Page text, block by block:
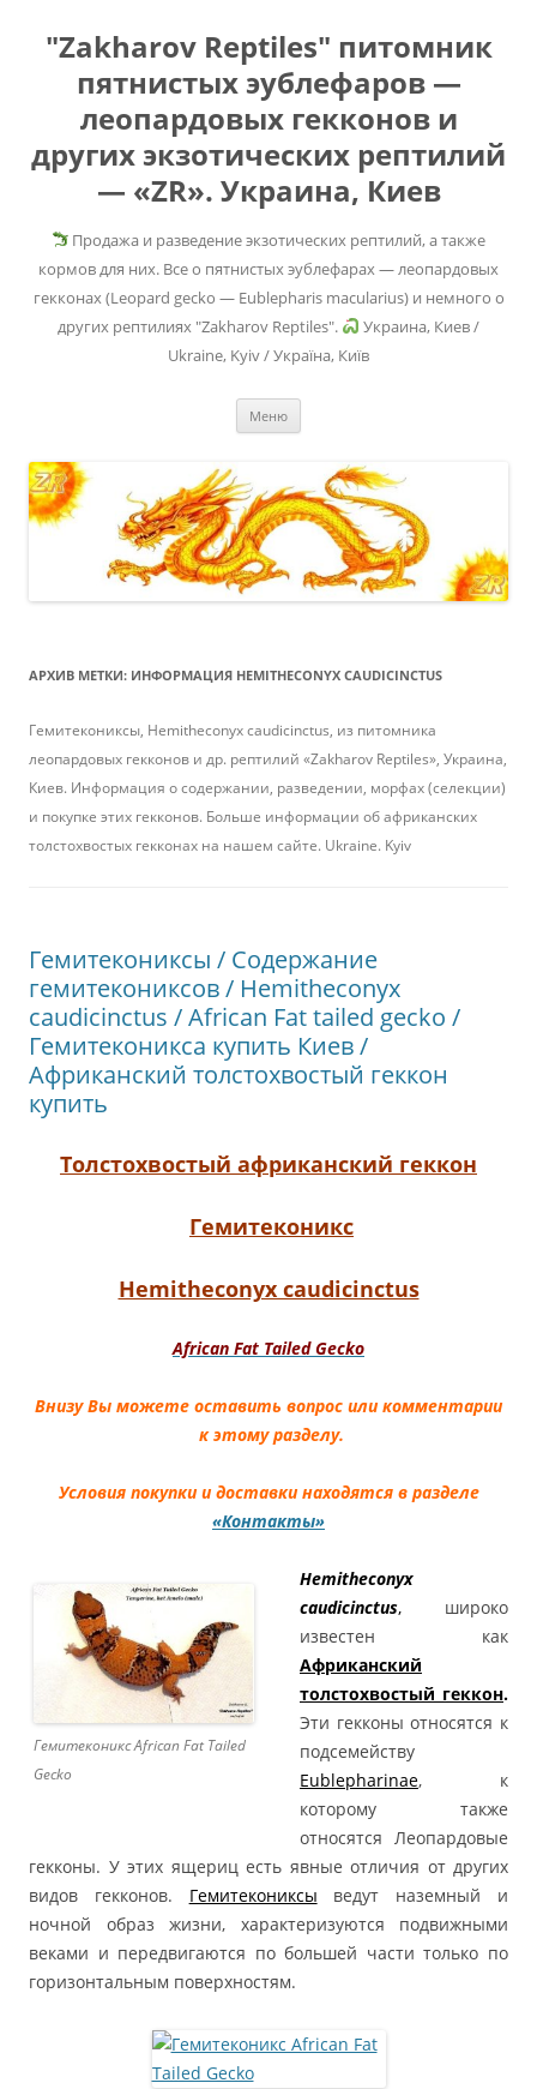
"Zakharov Reptiles" питомник
пятнистых эублефаров —
леопардовых гекконов и
других экзотических рептилий
— «ZR». Украина, Киев
Продажа и разведение экзотических рептилий, а также
кормов для них. Все о пятнистых эублефарах — леопардовых
гекконах (Leopard gecko — Eublepharis macularius) и немного о
других рептилиях "Zakharov Reptiles".
Украина, Киев /
Ukraine, Kyiv / Україна, Київ
Меню
АРХИВ МЕТКИ: ИНФОРМАЦИЯ HEMITHECONYX CAUDICINCTUS
Гемитекониксы, Hemitheconyx caudicinctus, из питомника
леопардовых гекконов и др. рептилий «Zakharov Reptiles», Украина,
Киев. Информация о содержании, разведении, морфах (селекции)
и покупке этих гекконов. Больше информации об африканских
толстохвостых гекконах на нашем сайте. Ukraine. Kyiv
Гемитекониксы / Содержание
гемитекониксов / Hemitheconyx
caudicinctus / African Fat tailed gecko /
Гемитеконикса купить Киев /
Африканский толстохвостый геккон
купить
Толстохвостый африканский геккон
Гемитеконикс
Hemitheconyx caudicinctus
African Fat Tailed Gecko
Внизу Вы можете оставить вопрос или комментарии
к этому разделу.
Условия покупки и доставки находятся в разделе
«Контакты»
Гемитеконикс African Fat Tailed
Gecko
Hemitheconyx
caudicinctus, широко
известен как
Африканский
толстохвостый геккон.
Эти гекконы относятся к
подсемейству
Eublepharinae, к
которому также
относятся Леопардовые
гекконы. У этих ящериц есть явные отличия от других
видов гекконов. Гемитекониксы ведут наземный и
ночной образ жизни, характеризуются подвижными
веками и передвигаются по большей части только по
горизонтальным поверхностям.